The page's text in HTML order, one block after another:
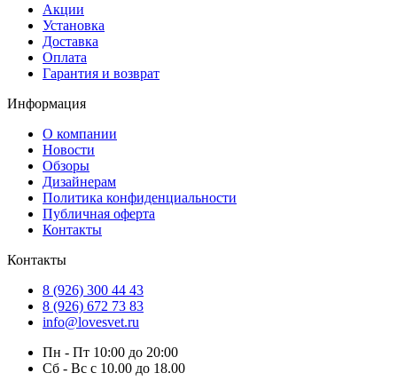
Акции
Установка
Доставка
Оплата
Гарантия и возврат
Информация
О компании
Новости
Обзоры
Дизайнерам
Политика конфиденциальности
Публичная оферта
Контакты
Контакты
8 (926) 300 44 43
8 (926) 672 73 83
info@lovesvet.ru
Пн - Пт 10:00 до 20:00
Сб - Вс с 10.00 до 18.00